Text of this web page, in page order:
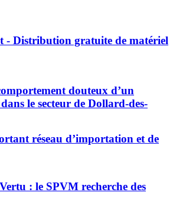
- Distribution gratuite de matériel
douteux d’un
le secteur de Dollard-des-
réseau d’importation et de
: le SPVM recherche des